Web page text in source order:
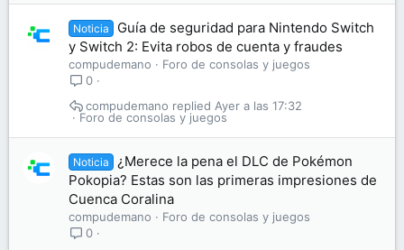
Noticia
Guía de seguridad para Nintendo Switch
y Switch 2: Evita robos de cuenta y fraudes
compudemano
Foro de consolas y juegos
0
Foro de consolas y juegos
Ayer a las 17:32
compudemano
Noticia
¿Merece la pena el DLC de Pokémon
Pokopia? Estas son las primeras impresiones de
Cuenca Coralina
compudemano
Foro de consolas y juegos
0